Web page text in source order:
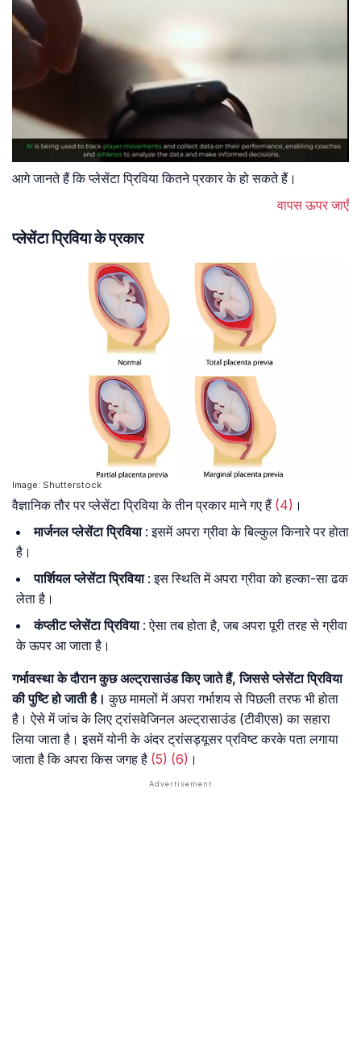
आगे जानते हैं कि प्लेसेंटा प्रिविया कितने प्रकार के हो सकते हैं।
वापस ऊपर जाएँ
प्लेसेंटा प्रिविया के प्रकार
Image: Shutterstock
वैज्ञानिक तौर पर प्लेसेंटा प्रिविया के तीन प्रकार माने गए हैं (4) ।
मार्जनल प्लेसेंटा प्रिविया: इसमें अपरा ग्रीवा के बिल्कुल किनारे पर होता
है।
पार्शियल प्लेसेंटा प्रिविया: इस स्थिति में अपरा ग्रीवा को हल्का-सा ढक
लेता है।
कंप्लीट प्लेसेंटा प्रिविया: ऐसा तब होता है, जब अपरा पूरी तरह से ग्रीवा
के ऊपर आ जाता है।
गर्भावस्था के दौरान कुछ अल्ट्रासाउंड किए जाते हैं, जिससे प्लेसेंटा प्रिविया
की पुष्टि हो जाती है। कुछ मामलों में अपरा गर्भाशय से पिछली तरफ भी होता
है। ऐसे में जांच के लिए ट्रांसवेजिनल अल्ट्रासाउंड (टीवीएस) का सहारा
लिया जाता है। इसमें योनी के अंदर ट्रांसड्यूसर प्रविष्ट करके पता लगाया
जाता है कि अपरा किस जगह है (5) (6) ।